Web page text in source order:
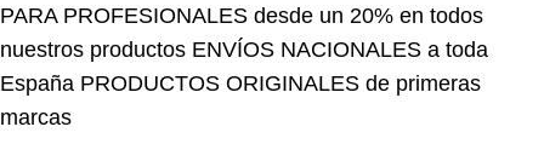
nuestros productosENVÍOS NACIONALES a toda
EspañaPRODUCTOS ORIGINALES de primeras
marcas